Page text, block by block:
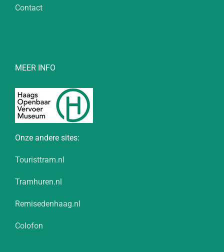
Contact
MEER INFO
Onze andere sites:
Touristtram.nl
Tramhuren.nl
Remisedenhaag.nl
Colofon